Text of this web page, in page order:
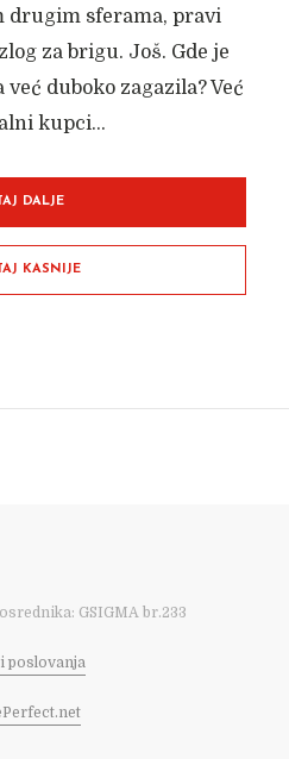
drugim sferama, pravi
za brigu. Još. Gde je
duboko zagazila? Već
kupci...
DALJE
KASNIJE
GSIGMA br.233
poslovanja